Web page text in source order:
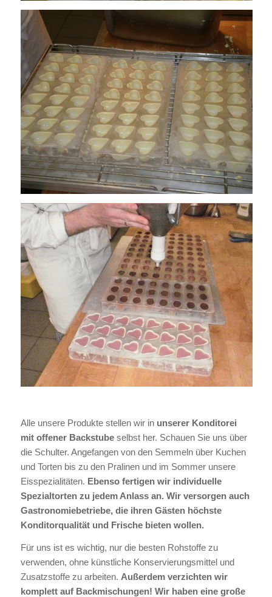
Alle unsere Produkte stellen wir in unserer Konditorei
mit offener Backstubeselbst her. Schauen Sie uns über
die Schulter. Angefangen von den Semmeln über Kuchen
und Torten bis zu den Pralinen und im Sommer unsere
Eisspezialitäten. Ebenso fertigen wir individuelle
Spezialtorten zu jedem Anlass an. Wir versorgen auch
Gastronomiebetriebe, die ihren Gästen höchste
Konditorqualität und Frische bieten wollen.
Für uns ist es wichtig, nur die besten Rohstoffe zu
verwenden, ohne künstliche Konservierungsmittel und
Zusatzstoffe zu arbeiten. Außerdem verzichten wir
komplett auf Backmischungen! Wir haben eine große